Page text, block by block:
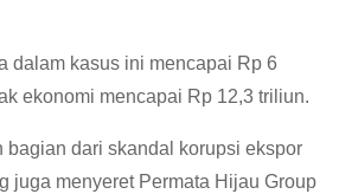
dalam kasus ini mencapai Rp 6
ekonomi mencapai Rp 12,3 triliun.
bagian dari skandal korupsi ekspor
juga menyeret Permata Hijau Group